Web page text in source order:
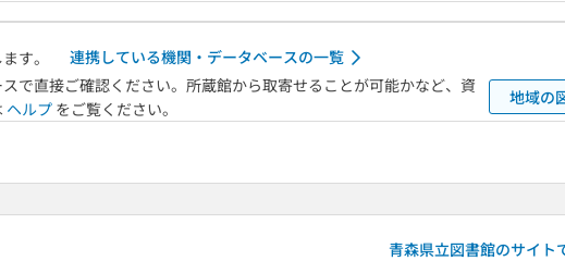
す。
連携している機関・データベースの一覧
で直接ご確認ください。所蔵館から取寄せることが可能かなど、資
ヘルプ をご覧ください。
地域の
青森県立図書館のサイト